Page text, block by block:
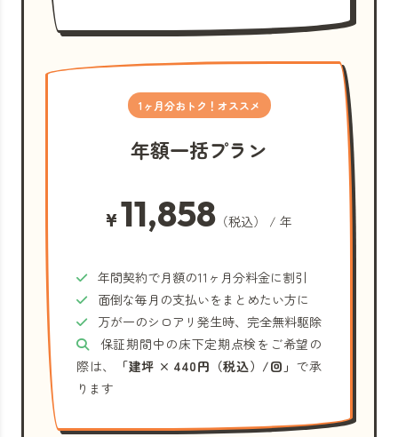
1ヶ月分おトク！オススメ
年額一括プラン
¥11,858 （税込） / 年
年間契約で月額の11ヶ月分料金に割引
面倒な毎月の支払いをまとめたい方に
万が一のシロアリ発生時、完全無料駆除
保証期間中の床下定期点検をご希望の
際は、
「建坪 × 440円（税込）/回」 で承
ります